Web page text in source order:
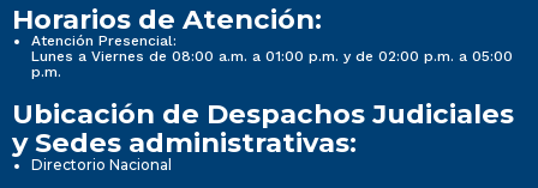
Horarios de Atención:
Atención Presencial:
Lunes a Viernes de 08:00 a.m. a 01:00 p.m. y de 02:00 p.m. a 05:00
p.m.
Ubicación de Despachos Judiciales
y Sedes administrativas:
Directorio Nacional